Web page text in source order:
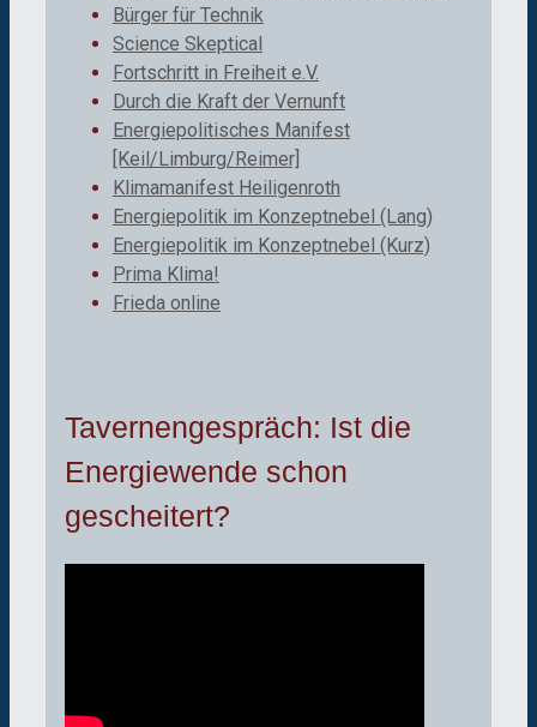
Bürger für Technik
Science Skeptical
Fortschritt in Freiheit e.V.
Durch die Kraft der Vernunft
Energiepolitisches Manifest
[Keil/Limburg/Reimer]
Klimamanifest Heiligenroth
Energiepolitik im Konzeptnebel (Lang)
Energiepolitik im Konzeptnebel (Kurz)
Prima Klima!
Frieda online
Tavernengespräch: Ist die
Energiewende schon
gescheitert?